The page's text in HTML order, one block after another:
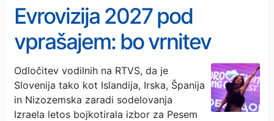
Evrovizija 2027 pod
vprašajem: bo vrnitev
Slovenije preprečil prazen
žep RTVS?​
Odločitev vodilnih na RTVS, da je
Slovenija tako kot Islandija, Irska, Španija
in Nizozemska zaradi sodelovanja
Izraela letos bojkotirala izbor za Pesem